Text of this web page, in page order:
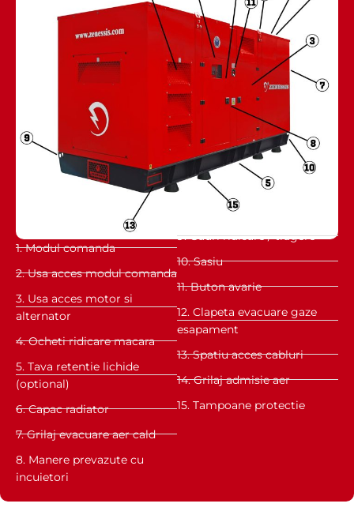
1. Modul comanda
2. Usa acces modul comanda
3. Usa acces motor si
alternator
4. Ocheti ridicare macara
5. Tava retentie lichide
(optional)
6. Capac radiator
7. Grilaj evacuare aer cald
8. Manere prevazute cu
incuietori
9. Gauri ridicare / tragere
10. Sasiu
11. Buton avarie
12. Clapeta evacuare gaze
esapament
13. Spatiu acces cabluri
14. Grilaj admisie aer
15. Tampoane protectie